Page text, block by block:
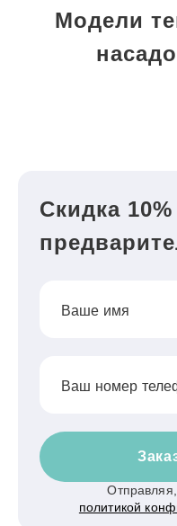
Модели
Скидка
Ваше имя
Ваш номер
политикой